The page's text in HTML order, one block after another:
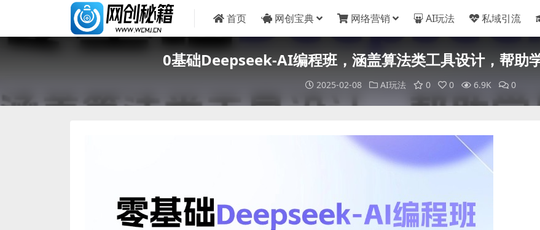
首页 网创宝典 网络营销 AI玩法 私域引流
0基础Deepseek-AI编程班，涵盖算法类工具设计，帮助
2025-02-08 AI玩法 0 0 6.9K 0